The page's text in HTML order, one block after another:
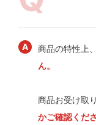
商品の特性上
ん。
商品お受け取
かご確認くださ